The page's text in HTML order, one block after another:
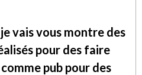
vais vous montre des
pour des faire
pub pour des